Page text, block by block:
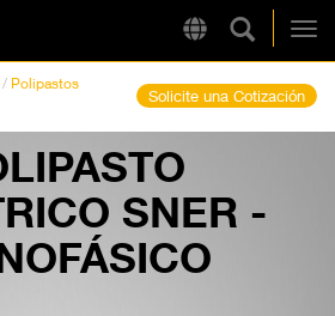
RegionHarrington
/ Polipastos
Solicite una Cotización
SNER -